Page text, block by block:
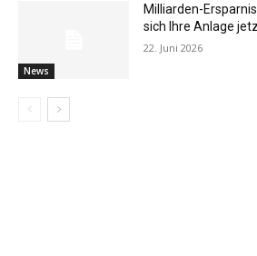
News
Milliarden-
sich Ihre Anlage
22. Juni 2026